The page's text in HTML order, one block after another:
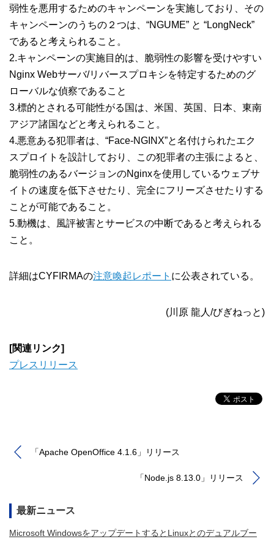
弱性を悪用するためのキャンペーンを実施しており、その
キャンペーンのうちの２つは、“NGUME” と “LongNeck”
であると考えられること。
2.キャンペーンの実施目的は、脆弱性の影響を受けやすい
Nginx Webサーバ/リバースプロキシを特定するためのグ
ローバルな偵察であること
3.標的とされる可能性がる国は、米国、英国、日本、東南
アジア諸国などと考えられること。
4.悪意ある犯罪者は、“Face-NGINX”と名付けられたエク
スプロイトを設計しており、この犯罪者の主張によると、
脆弱性のあるバージョンのNginxを使用しているウェブサ
イトの速度を低下させたり、完全にフリーズさせたりする
ことが可能であること。
5.動機は、風評被害とサービスの中断であると考えられる
こと。
詳細はCYFIRMAの注意喚起レポート に公表されている。
(川原 龍人/びぎねっと)
[関連リンク]
プレスリリース
「Apache OpenOffice 4.1.6」リリース
「Node.js 8.13.0」リリース
最新ニュース
Microsoft WindowsをアップデートするとLinuxとのデュアルブー